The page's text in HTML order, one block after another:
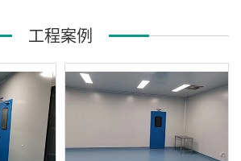
工程案例